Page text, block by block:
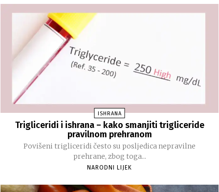
ISHRANA
Trigliceridi i ishrana – kako smanjiti trigliceride
pravilnom prehranom
Povišeni trigliceridi često su posljedica nepravilne
prehrane, zbog toga...
NARODNI LIJEK